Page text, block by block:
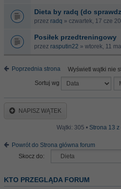
Dieta by radq (do
przez radq » czwartek, 17 cze
Posiłek przedtreningowy
przez rasputin22 » wtorek, 11
Poprzednia strona
Wyświetl wątki nie
Sortuj wg
NAPISZ WĄTEK
Wątki: 305 • Strona 13 z
Powrót do Strona główna forum
Skocz do:
KTO PRZEGLĄDA FORUM